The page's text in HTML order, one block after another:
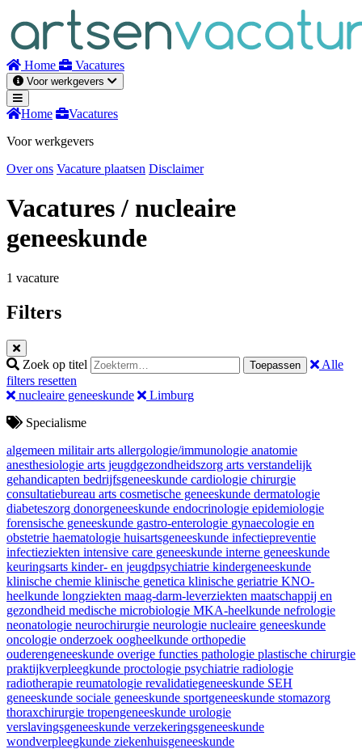
inhoud
Home Vacatures
Voor werkgevers
Home
Vacatures
Voor werkgevers
Over ons Vacature plaatsen Disclaimer
Vacatures/ nucleaire
geneeskunde
1 vacature
Filters
Zoek op titel Toepassen
Alle
filters resetten
nucleaire geneeskunde
Limburg
Specialisme
algemeen militair arts allergologie/immunologie anatomie
anesthesiologie arts jeugdgezondheidszorg arts verstandelijk
gehandicapten bedrijfsgeneeskunde cardiologie chirurgie
consultatiebureau arts cosmetische geneeskunde dermatologie
diabeteszorg donorgeneeskunde endocrinologie epidemiologie
forensische geneeskunde gastro-enterologie gynaecologie en
obstetrie haematologie huisartsgeneeskunde infectiepreventie
infectieziekten intensive care geneeskunde interne geneeskunde
keuringsarts kinder- en jeugdpsychiatrie kindergeneeskunde
klinische chemie klinische genetica klinische geriatrie KNO-
heelkunde longziekten maag-darm-leverziekten maatschappij en
gezondheid medische microbiologie MKA-heelkunde nefrologie
neonatologie neurochirurgie neurologie nucleaire geneeskunde
oncologie onderzoek oogheelkunde orthopedie
ouderengeneeskunde overige functies pathologie plastische chirurgie
praktijkverpleegkunde proctologie psychiatrie radiologie
radiotherapie reumatologie revalidatiegeneeskunde SEH
geneeskunde sociale geneeskunde sportgeneeskunde stomazorg
thoraxchirurgie tropengeneeskunde urologie
verslavingsgeneeskunde verzekeringsgeneeskunde
wondverpleegkunde ziekenhuisgeneeskunde